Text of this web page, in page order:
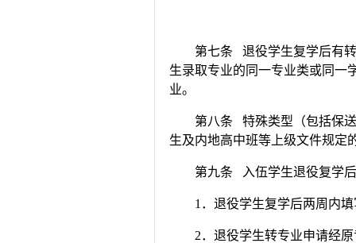
第七条 退役学生复学后有
生录取专业的同一专业类或同一
业。
第八条 特殊类型（包括保
生及内地高中班等上级文件规定
第九条 入伍学生退役复学
1．退役学生复学后两周内
2．退役学生转专业申请经